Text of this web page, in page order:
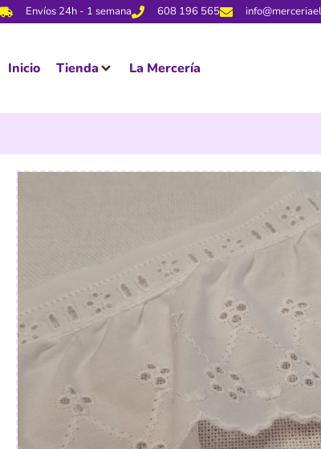
Envíos 24h - 1 semana 608 196 565
Inicio Tienda La Mercería